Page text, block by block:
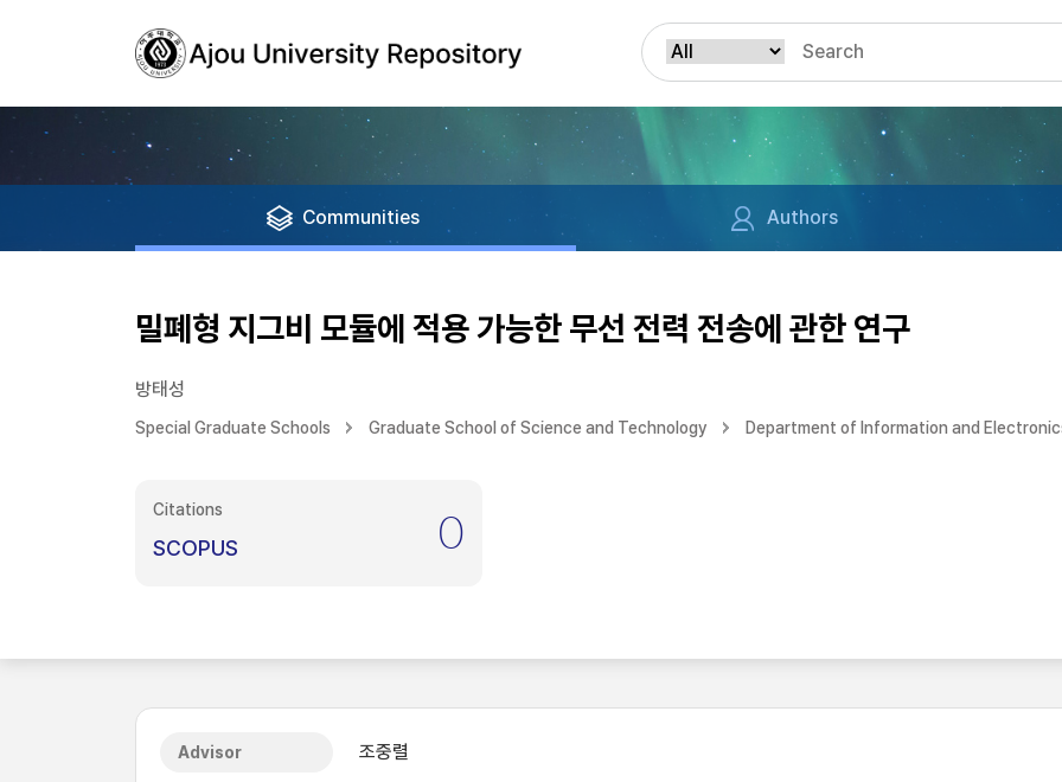
Communities Authors
밀폐형 지그비 모듈에 적용 가능한 무선 전력 전송에 관한 연구
방태성
Special Graduate Schools Graduate School of Science and Technology Department of Information and
Citations
SCOPUS 0
Advisor 조중렬